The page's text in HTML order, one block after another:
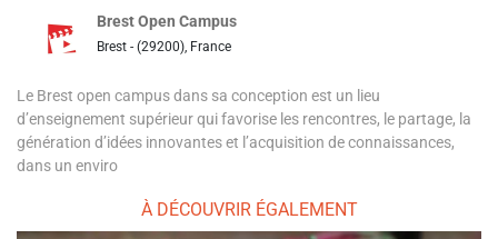
Brest Open Campus
Brest - (29200), France
Le Brest open campus dans sa conception est un lieu
d’enseignement supérieur qui favorise les rencontres, le partage, la
génération d’idées innovantes et l’acquisition de connaissances,
dans un enviro
À DÉCOUVRIR ÉGALEMENT